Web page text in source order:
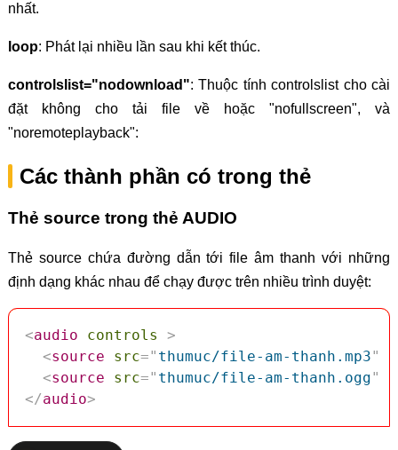
nhất.
loop: Phát lại nhiều lần sau khi kết thúc.
controlslist="nodownload": Thuộc tính controlslist cho cài
đặt không cho tải file về hoặc "nofullscreen", và
"noremoteplayback":
Các thành phần có trong thẻ
Thẻ source trong thẻ AUDIO
Thẻ source chứa đường dẫn tới file âm thanh với những
định dạng khác nhau để chạy được trên nhiều trình duyệt:
<audio controls
>
<source src=" thumuc/file-am-thanh.mp3"
<source src=" thumuc/file-am-thanh.ogg"
</audio>